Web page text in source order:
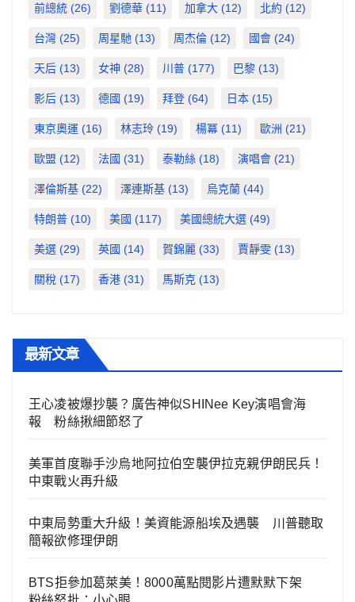
前總統 (26) 劉德華 (11) 加拿大 (12) 北約 (12)
台灣 (25) 周星馳 (13) 周杰倫 (12) 國會 (24)
天后 (13) 女神 (28) 川普 (177) 巴黎 (13)
影后 (13) 德國 (19) 拜登 (64) 日本 (15)
東京奧運 (16) 林志玲 (19) 楊冪 (11) 歐洲 (21)
歐盟 (12) 法國 (31) 泰勒絲 (18) 演唱會 (21)
澤倫斯基 (22) 澤連斯基 (13) 烏克蘭 (44)
特朗普 (10) 美國 (117) 美國總統大選 (49)
美選 (29) 英國 (14) 賀錦麗 (33) 賈靜雯 (13)
關稅 (17) 香港 (31) 馬斯克 (13)
最新文章
王心凌被爆抄襲？廣告神似SHINee Key演唱會海
報 粉絲揪細節怒了
美軍首度聯手沙烏地阿拉伯空襲伊拉克親伊朗民兵！
中東戰火再升級
中東局勢重大升級！美資能源船埃及遇襲 川普聽取
簡報欲修理伊朗
BTS拒參加葛萊美！8000萬點閱影片遭默默下架